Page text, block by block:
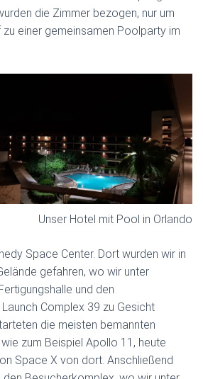
die Zimmer bezogen, nur um
einer gemeinsamen Poolparty im
Unser Hotel mit Pool in Orlando
Space Center. Dort wurden wir in
gefahren, wo wir unter
und den
Complex 39 zu Gesicht
die meisten bemannten
zum Beispiel Apollo 11, heute
Space X von dort. Anschließend